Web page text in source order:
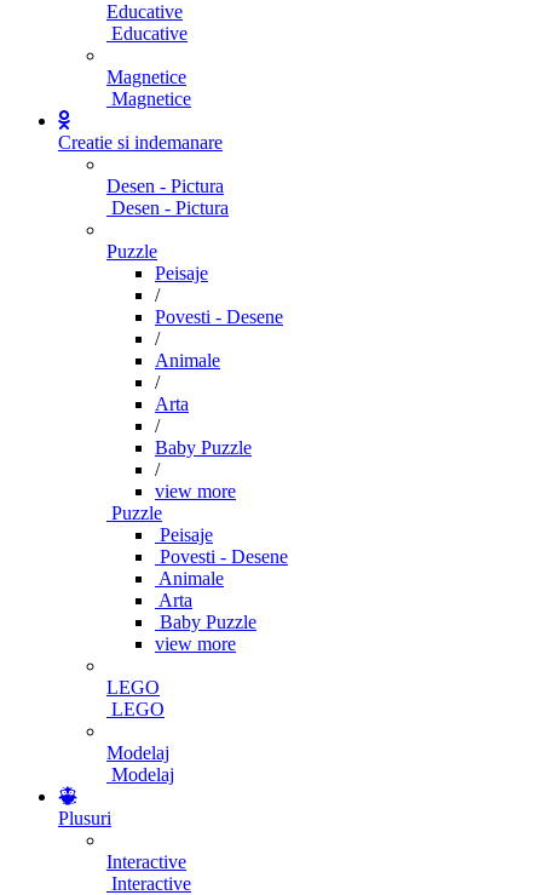
Educative
Educative
Magnetice
Magnetice
Creatie si indemanare
Desen - Pictura
Desen - Pictura
Puzzle
Peisaje
/
Povesti - Desene
/
Animale
/
Arta
/
Baby Puzzle
/
view more
Puzzle
Peisaje
Povesti - Desene
Animale
Arta
Baby Puzzle
view more
LEGO
LEGO
Modelaj
Modelaj
Plusuri
Interactive
Interactive